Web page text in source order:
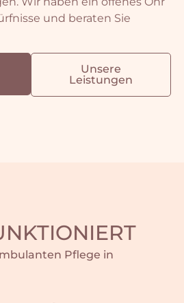
und beraten Sie
Unsere
Leistungen
Pflege in